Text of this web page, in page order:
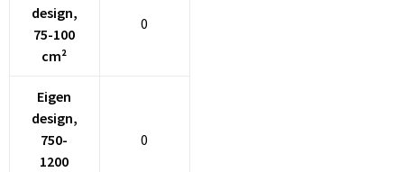
design,
75-100
cm²
0
Eigen
design,
750-
1200
0